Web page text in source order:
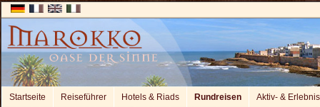
Startseite Reiseführer Hotels & Riads Rundreisen Aktiv- &